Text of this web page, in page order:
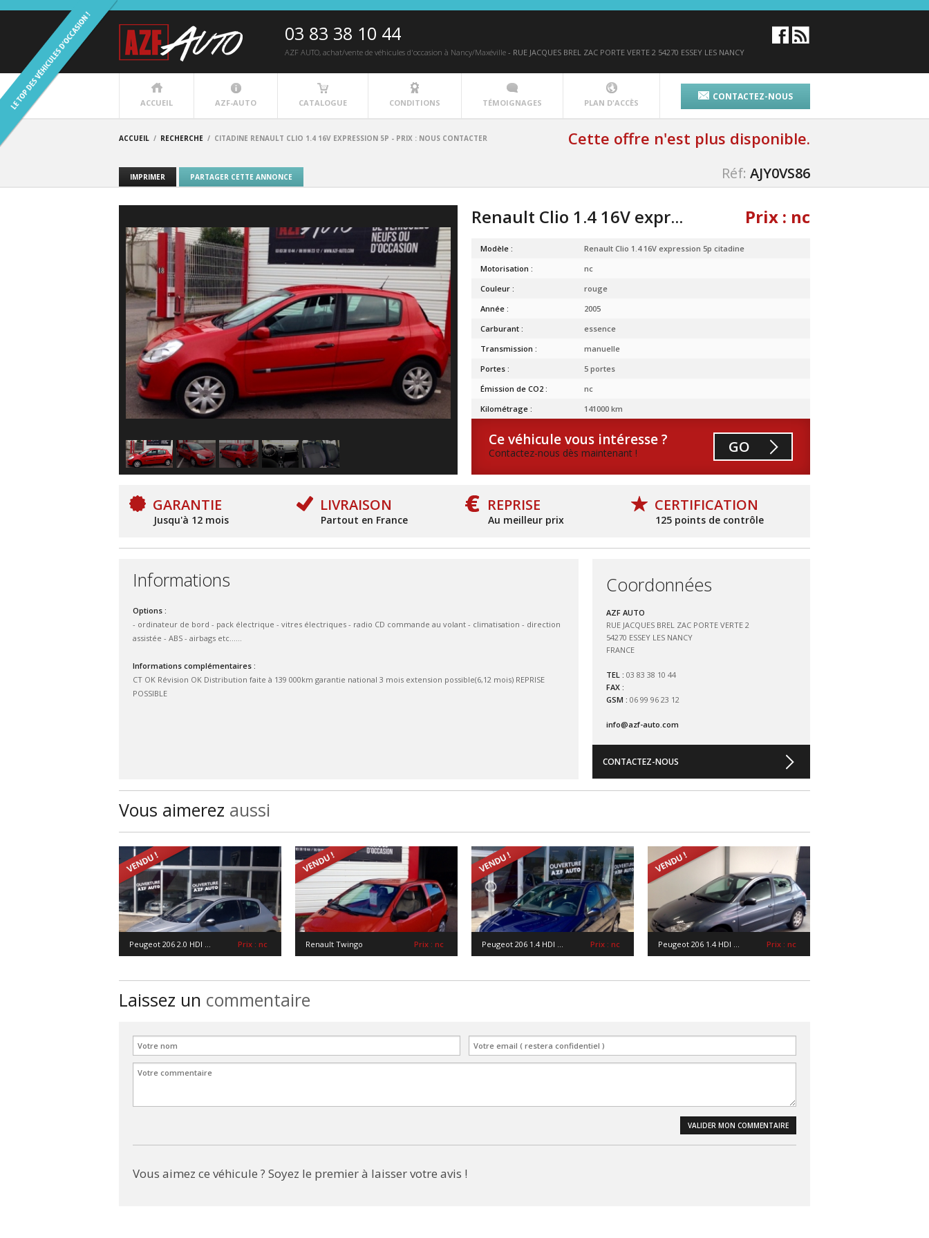
03 83 38 10 44
AZF AUTO, achat/vente de véhicules d'occasion à Nancy/Maxéville - RUE JACQUES BREL ZAC PORTE VERTE 2 54270 ESSEY LES NANCY
ACCUEIL AZF-AUTO CATALOGUE CONDITIONS TÉMOIGNAGES PLAN D'ACCÈS
CONTACTEZ-NOUS
ACCUEIL / RECHERCHE / CITADINE RENAULT CLIO 1.4 16V EXPRESSION 5P - PRIX : NOUS CONTACTER
IMPRIMER PARTAGER CETTE ANNONCE Réf: AJY0VS86
Cette offre n'est plus disponible.
Renault Clio 1.4 16V expr... Prix : nc
Modèle :
Renault Clio 1.4 16V expression 5p citadine
Motorisation :
nc
Couleur :
rouge
Année :
2005
Carburant :
essence
Transmission :
manuelle
Portes :
5 portes
Émission de CO2 :
nc
Kilométrage :
141000 km
Ce véhicule vous intéresse ?
Contactez-nous dès maintenant ! GO
GARANTIE
Jusqu'à 12 mois
LIVRAISON
Partout en France
REPRISE
Au meilleur prix
CERTIFICATION
125 points de contrôle
Informations
Options :
- ordinateur de bord - pack électrique - vitres électriques - radio CD commande au volant - climatisation - direction
assistée - ABS - airbags etc......
Informations complémentaires :
CT OK Révision OK Distribution faite à 139 000km garantie national 3 mois extension possible(6,12 mois) REPRISE
POSSIBLE
Coordonnées
AZF AUTO
RUE JACQUES BREL ZAC PORTE VERTE 2
54270 ESSEY LES NANCY
FRANCE
TEL : 03 83 38 10 44
FAX :
GSM : 06 99 96 23 12
info@azf-auto.com
CONTACTEZ-NOUS
Vous aimerez aussi
Peugeot 206 2.0 HDI ... Prix : nc Renault Twingo Prix : nc Peugeot 206 1.4 HDI ... Prix : nc Peugeot 206 1.4 HDI ... Prix : nc
Laissez un commentaire
Vous aimez ce véhicule ? Soyez le premier à laisser votre avis !